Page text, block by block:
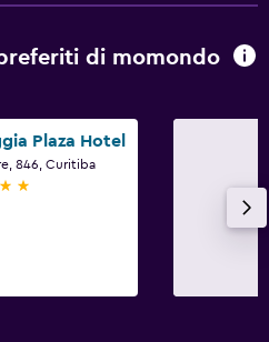
di momondo
Plaza Hotel
846, Curitiba